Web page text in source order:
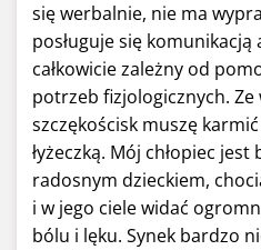
się werbalnie, nie ma
posługuje się komunikacją
całkowicie zależny od
potrzeb fizjologicznych.
szczękościsk muszę
łyżeczką. Mój chłopiec
radosnym dzieckiem,
i w jego ciele widać
bólu i lęku. Synek bardzo